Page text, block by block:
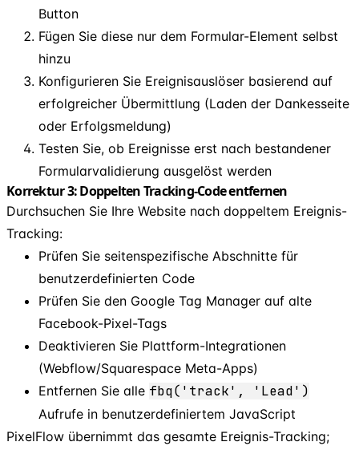
Button
Fügen Sie diese nur dem Formular-Element selbst
hinzu
Konfigurieren Sie Ereignisauslöser basierend auf
erfolgreicher Übermittlung (Laden der Dankesseite
oder Erfolgsmeldung)
Testen Sie, ob Ereignisse erst nach bestandener
Formularvalidierung ausgelöst werden
Korrektur 3: Doppelten Tracking-Code entfernen
Durchsuchen Sie Ihre Website nach doppeltem Ereignis-
Tracking:
Prüfen Sie seitenspezifische Abschnitte für
benutzerdefinierten Code
Prüfen Sie den Google Tag Manager auf alte
Facebook-Pixel-Tags
Deaktivieren Sie Plattform-Integrationen
(Webflow/Squarespace Meta-Apps)
Entfernen Sie alle fbq('track', 'Lead')
Aufrufe in benutzerdefiniertem JavaScript
PixelFlow übernimmt das gesamte Ereignis-Tracking;